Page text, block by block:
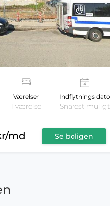
Værelser
1 værelse
Indflytnings dato
Snarest muligt
md Se boligen